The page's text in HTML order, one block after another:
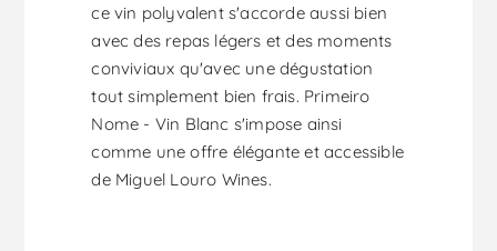
ce vin polyvalent s'accorde aussi bien
avec des repas légers et des moments
conviviaux qu'avec une dégustation
tout simplement bien frais. Primeiro
Nome - Vin Blanc s'impose ainsi
comme une offre élégante et accessible
de Miguel Louro Wines.